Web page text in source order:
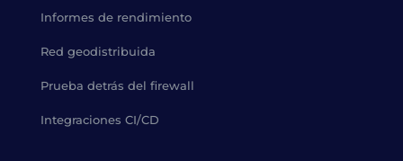
Informes de rendimiento
Red geodistribuida
Prueba detrás del firewall
Integraciones CI/CD